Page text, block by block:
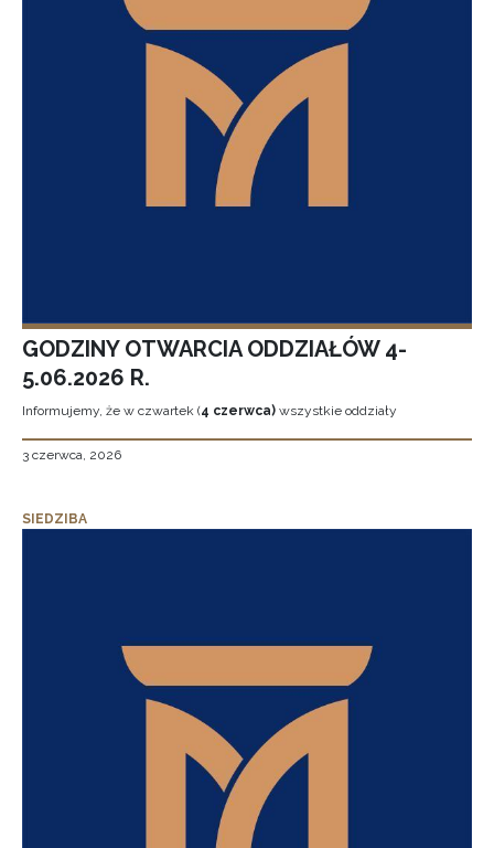
GODZINY OTWARCIA ODDZIAŁÓW 4-
5.06.2026 R.
Informujemy, że w czwartek (4 czerwca) wszystkie oddziały
3 czerwca, 2026
SIEDZIBA